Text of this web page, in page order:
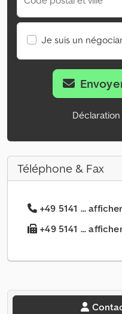
Je suis un
Téléphone & Fax
+49 5141 ... afficher
+49 5141 ...